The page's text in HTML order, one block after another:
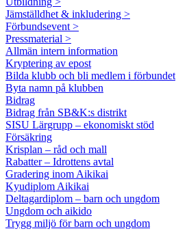
Jämställdhet & inkludering >
Förbundsevent >
Pressmaterial >
Allmän intern information
Kryptering av epost
Bilda klubb och bli medlem i förbundet
Byta namn på klubben
Bidrag
Bidrag från SB&K:s distrikt
SISU Lärgrupp – ekonomiskt stöd
Försäkring
Krisplan – råd och mall
Rabatter – Idrottens avtal
Gradering inom Aikikai
Kyudiplom Aikikai
Deltagardiplom – barn och ungdom
Ungdom och aikido
Trygg miljö för barn och ungdom